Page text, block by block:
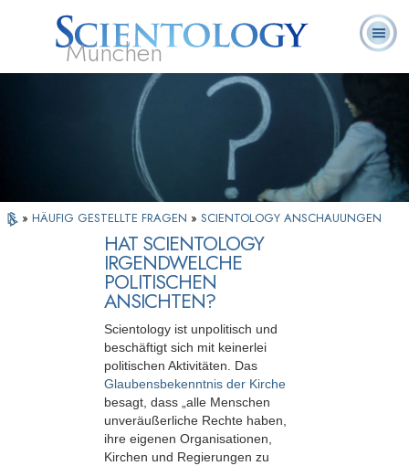
München
Scientology?
Ehrenamtliche
Geistliche
Häufig gestellte
Fragen
» HÄUFIG GESTELLTE FRAGEN » SCIENTOLOGY ANSCHAUUNGEN
HAT SCIENTOLOGY
IRGENDWELCHE
POLITISCHEN
ANSICHTEN?
Scientology ist unpolitisch und
beschäftigt sich mit keinerlei
politischen Aktivitäten. Das
Glaubensbekenntnis der Kirche
besagt, dass „alle Menschen
unveräußerliche Rechte haben,
ihre eigenen Organisationen,
Kirchen und Regierungen zu